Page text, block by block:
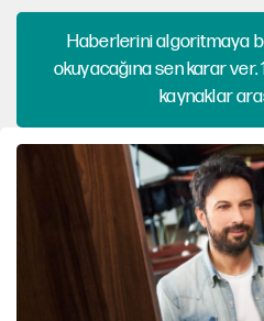
Haberlerini algoritmaya
okuyacağına sen karar
kaynaklar